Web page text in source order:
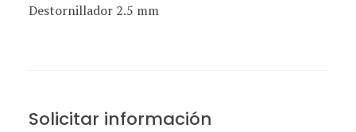
Destornillador 2.5 mm
Solicitar información